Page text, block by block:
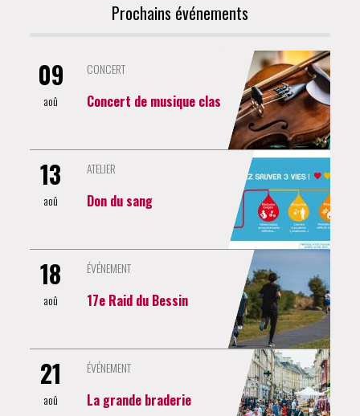
Prochains événements
09
aoû
CONCERT
Concert de musique classique et religieuse
13
aoû
ATELIER
Don du sang
18
aoû
ÉVÉNEMENT
17e Raid du Bessin
21
aoû
ÉVÉNEMENT
La grande braderie